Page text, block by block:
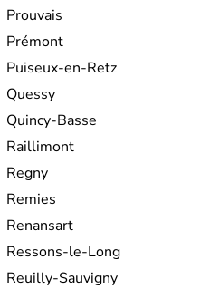
Prouvais
Prémont
Puiseux-en-Retz
Quessy
Quincy-Basse
Raillimont
Regny
Remies
Renansart
Ressons-le-Long
Reuilly-Sauvigny